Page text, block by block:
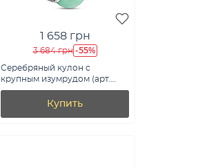
1 658 грн
3 684 грн -55%
Серебряный кулон с
крупным изумрудом (арт.
7503/2106739Изм)
Купить